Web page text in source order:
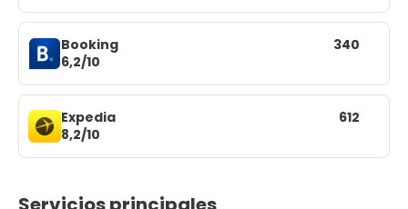
Booking
6,2/10
340
Expedia
8,2/10
612